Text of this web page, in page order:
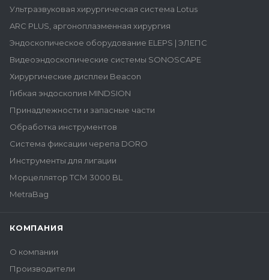
Ультразвуковая хирургическая система Lotus
ARC PLUS, аргоноплазменная хирургия
Эндоскопическое оборудование ELEPS | ЭЛЕПС
Видеоэндоскопические системы SONOSCAPE
Хирургические дисплеи Beacon
Гибкая эндоскопия MINDSION
Принадлежности и запасные части
Обработка инструментов
Система фиксации черепа DORO
Инструменты для лигации
Морцеллятор ТСМ 3000 BL
MetraBag
КОМПАНИЯ
О компании
Производители